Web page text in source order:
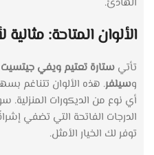
الألوان المتاحة:
تأتي ستارة تعتيم ويفي جيتسيت
وسيلفر. هذه الألوان تتناغم
أي نوع من الديكورات المنزلية.
الدرجات الفاتحة التي تضفي
توفر لك الخيار الأمثل.